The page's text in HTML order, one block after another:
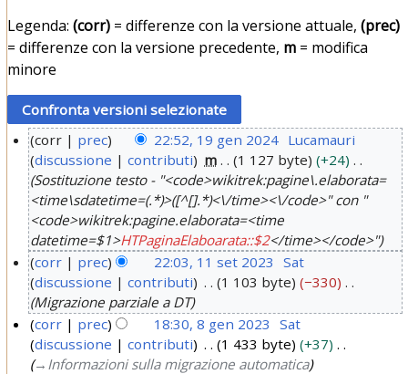
Legenda: (corr)= differenze con la versione attuale, (prec)
= differenze con la versione precedente, m= modifica
minore
n
2
corr prec 22:52, 19 gen 2024 Lucamauri
discussione
contributi m 1 127 byte
+24
Sostituzione testo - "<code>wikitrek:pagine\.elaborata=
<time\sdatetime=(.*)>([^[].*)<\/time><\/code>" con "
<code>wikitrek:pagine.elaborata=<time
datetime=$1>HTPaginaElaboarata::$2</time></code>"
s
corr prec 22:03, 11 set 2023
Sat
discussione
contributi 1 103 byte
−330
Migrazione parziale a DT
corr prec 18:30, 8 gen 2023
Sat
discussione
contributi 1 433 byte
+37
→ Informazioni sulla migrazione automatica